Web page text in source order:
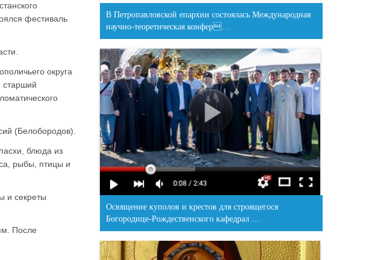
фестиваль
округа
старший
(Белобородов).
блюда из
рыбы, птицы и
и секреты
После
В Петропавловской епархии состоялась Международная
научно-теоретическая конфер…
Освящение куполов и крестов для строящегося
Богородице-Рождественского кафедрал …